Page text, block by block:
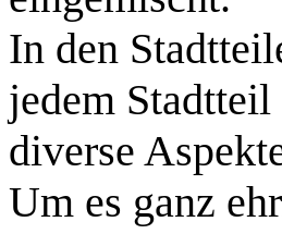
In den
jedem
diverse
Um es ganz